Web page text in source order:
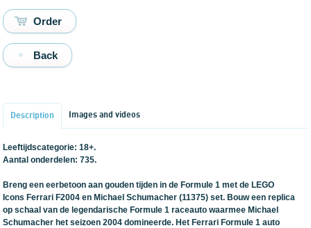
Back
Description Images and videos
Leeftijdscategorie: 18+.
Aantal onderdelen: 735.
Breng een eerbetoon aan gouden tijden in de Formule 1 met de LEGO
Icons Ferrari F2004 en Michael Schumacher (11375) set. Bouw een replica
op schaal van de legendarische Formule 1 raceauto waarmee Michael
Schumacher het seizoen 2004 domineerde. Het Ferrari Formule 1 auto